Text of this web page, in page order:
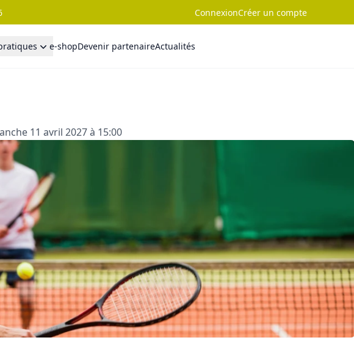
ConnexionCréer un compte
e-shopDevenir partenaireActualités
11 avril 2027 à 15:00